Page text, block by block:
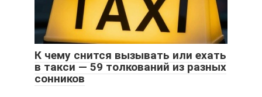
К чему снится вызывать или ехать
в такси — 59 толкований из разных
сонников